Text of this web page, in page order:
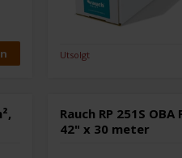
Utsolgt
Rauch RP 251S
42" x 30 meter